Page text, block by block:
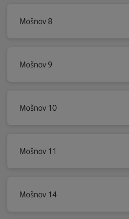
Mošnov 8
Mošnov 9
Mošnov 10
Mošnov 11
Mošnov 14